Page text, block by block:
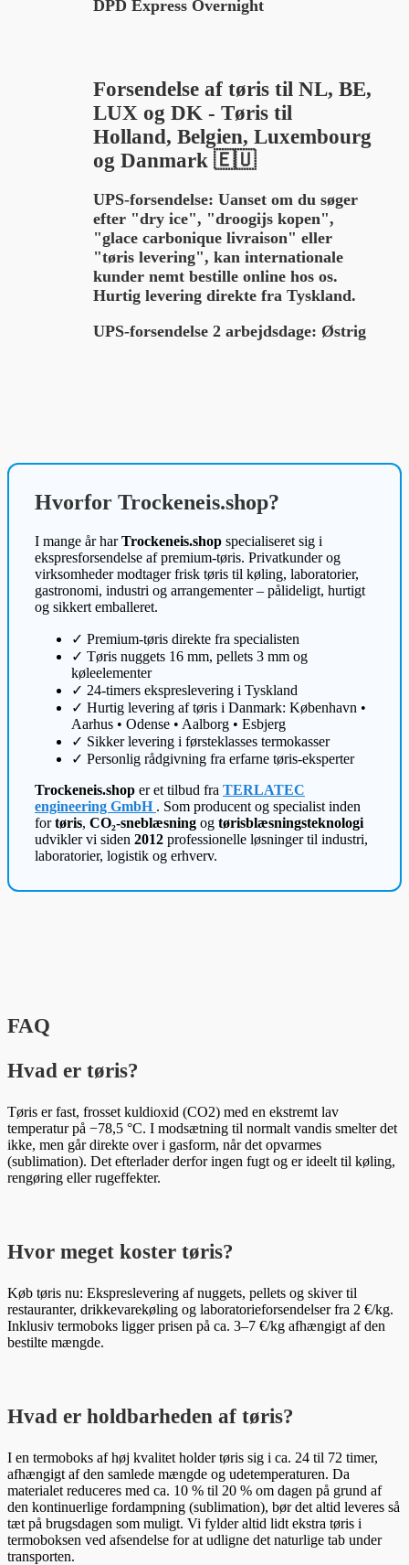
DPD Express Overnight
Forsendelse af tøris til NL, BE,
LUX og DK - Tøris til
Holland, Belgien, Luxembourg
og Danmark 🇪🇺
UPS-forsendelse: Uanset om du søger
efter "dry ice", "droogijs kopen",
"glace carbonique livraison" eller
"tøris levering", kan internationale
kunder nemt bestille online hos os.
Hurtig levering direkte fra Tyskland.
UPS-forsendelse 2 arbejdsdage: Østrig
Hvorfor Trockeneis.shop?
I mange år harTrockeneis.shop specialiseret sig i
ekspresforsendelse af premium-tøris. Privatkunder og
virksomheder modtager frisk tøris til køling, laboratorier,
gastronomi, industri og arrangementer – pålideligt, hurtigt
og sikkert emballeret.
✓ Premium-tøris direkte fra specialisten
✓ Tøris nuggets 16 mm, pellets 3 mm og
køleelementer
✓ 24-timers ekspreslevering i Tyskland
✓ Hurtig levering af tøris i Danmark: København •
Aarhus • Odense • Aalborg • Esbjerg
✓ Sikker levering i førsteklasses termokasser
✓ Personlig rådgivning fra erfarne tøris-eksperter
Trockeneis.shop er et tilbud fra TERLATEC
engineering GmbH . Som producent og specialist inden
fortøris, CO₂-sneblæsning og tørisblæsningsteknologi
udvikler vi siden 2012 professionelle løsninger til industri,
laboratorier, logistik og erhverv.
FAQ
Hvad er tøris?
Tøris er fast, frosset kuldioxid (CO2) med en ekstremt lav
temperatur på −78,5 °C. I modsætning til normalt vandis smelter det
ikke, men går direkte over i gasform, når det opvarmes
(sublimation). Det efterlader derfor ingen fugt og er ideelt til køling,
rengøring eller rugeffekter.
Hvor meget koster tøris?
Køb tøris nu: Ekspreslevering af nuggets, pellets og skiver til
restauranter, drikkevarekøling og laboratorieforsendelser fra 2 €/kg.
Inklusiv termoboks ligger prisen på ca. 3–7 €/kg afhængigt af den
bestilte mængde.
Hvad er holdbarheden af tøris?
I en termoboks af høj kvalitet holder tøris sig i ca. 24 til 72 timer,
afhængigt af den samlede mængde og udetemperaturen. Da
materialet reduceres med ca. 10 % til 20 % om dagen på grund af
den kontinuerlige fordampning (sublimation), bør det altid leveres så
tæt på brugsdagen som muligt. Vi fylder altid lidt ekstra tøris i
termoboksen ved afsendelse for at udligne det naturlige tab under
transporten.